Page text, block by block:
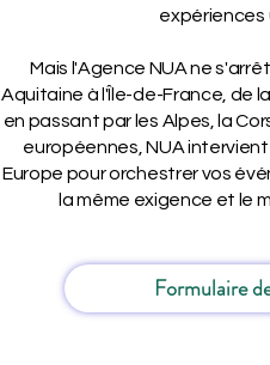
expériences
Mais l'Agence NUA ne
Aquitaine à l'Île-de-France, de
en passant par les Alpes, la
européennes, NUA
Europe pour orchestrer vos
la même exigence et le
Formulaire